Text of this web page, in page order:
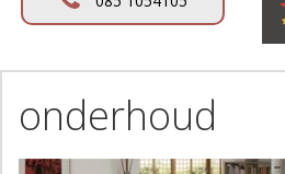
onderhoud